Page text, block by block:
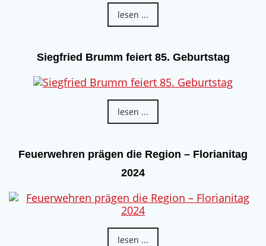
lesen ...
Siegfried Brumm feiert 85. Geburtstag
lesen ...
Feuerwehren prägen die Region – Florianitag
2024
lesen ...